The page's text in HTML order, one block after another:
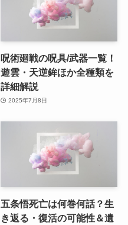
呪術廻戦の呪具/武器一覧！
遊雲・天逆鉾ほか全種類を
詳細解説
2025年7月8日
五条悟死亡は何巻何話？生
き返る・復活の可能性＆遺